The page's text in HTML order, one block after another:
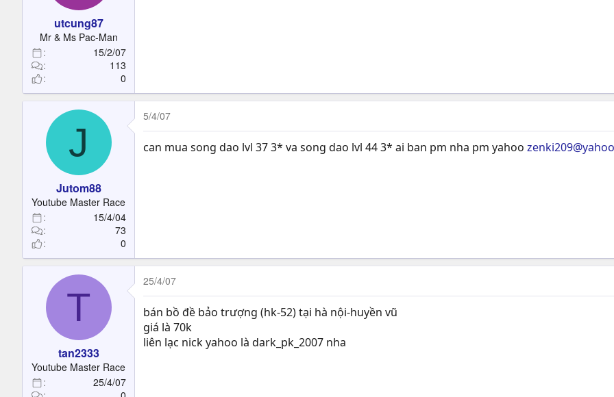
utcung87
Mr & Ms Pac-Man
15/2/07
113
0
J
Jutom88
Youtube Master Race
15/4/04
73
0
5/4/07
can mua song dao lvl 37 3* va song dao lvl 44 3* ai ban pm nha pm yahoo
T
tan2333
Youtube Master Race
25/4/07
25/4/07
bán bồ đề bảo trượng (hk-52) tại hà nội-huyền vũ
giá là 70k
liên lạc nick yahoo là dark_pk_2007 nha